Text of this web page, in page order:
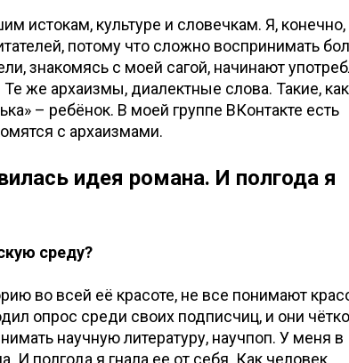
истокам, культуре и словечкам. Я, конечно,
потому что сложно воспринимать
знакомясь с моей сагой, начинают
же архаизмы, диалектные слова. Такие, как
– ребёнок. В моей группе ВКонтакте есть
с архаизмами.
идея романа. И полгода я
среду?
во всей её красоте, не все понимают
опрос среди своих подписчиц, и они
научную литературу, научпоп. У меня в
И полгода я гнала ее от себя. Как человек,